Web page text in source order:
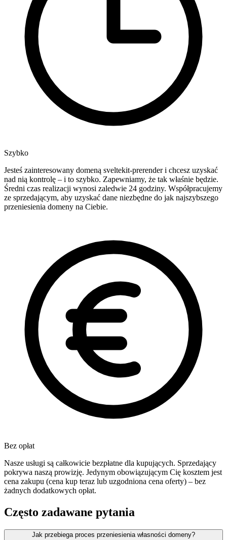
Szybko
Jesteś zainteresowany domeną sveltekit-prerender i chcesz uzyskać
nad nią kontrolę – i to szybko. Zapewniamy, że tak właśnie będzie.
Średni czas realizacji wynosi zaledwie 24 godziny. Współpracujemy
ze sprzedającym, aby uzyskać dane niezbędne do jak najszybszego
przeniesienia domeny na Ciebie.
Bez opłat
Nasze usługi są całkowicie bezpłatne dla kupujących. Sprzedający
pokrywa naszą prowizję. Jedynym obowiązującym Cię kosztem jest
cena zakupu (cena kup teraz lub uzgodniona cena oferty) – bez
żadnych dodatkowych opłat.
Często zadawane pytania
Jak przebiega proces przeniesienia własności domeny?